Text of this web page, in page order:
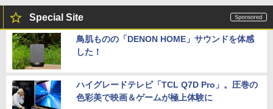
Special Site
鳥肌ものの「DENON HOME」サウンドを体感
した！
ハイグレードテレビ「TCL Q7D Pro」。圧巻の
色彩美で映画＆ゲームが極上体験に